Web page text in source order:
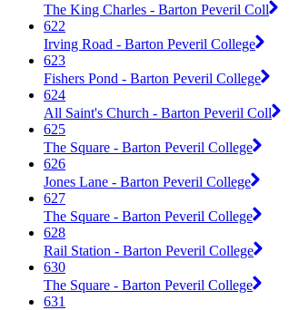
The King Charles - Barton Peveril Coll
622
Irving Road - Barton Peveril College
623
Fishers Pond - Barton Peveril College
624
All Saint's Church - Barton Peveril Coll
625
The Square - Barton Peveril College
626
Jones Lane - Barton Peveril College
627
The Square - Barton Peveril College
628
Rail Station - Barton Peveril College
630
The Square - Barton Peveril College
631